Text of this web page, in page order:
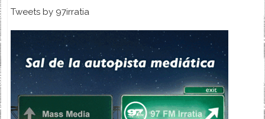
Tweets by 97irratia